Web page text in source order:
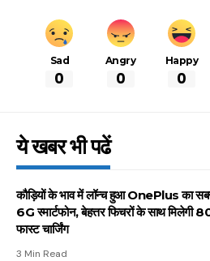
Sad
0
Angry
0
Happy
0
ये खबर भी पढें
कौड़ियों के भाव में लॉन्च हुआ OnePlus का
6G स्मार्टफोन, बेहत्तर फिचरों के साथ मिलेगी
फास्ट चार्जिंग
3 Min Read